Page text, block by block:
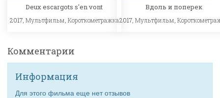
Deux escargots s'en vont
2017, Мультфильм Короткометражка
Вдоль и поперек
2017,Мультфильм ,
Комментарии
Информация
Для этого фильма еще нет отзывов